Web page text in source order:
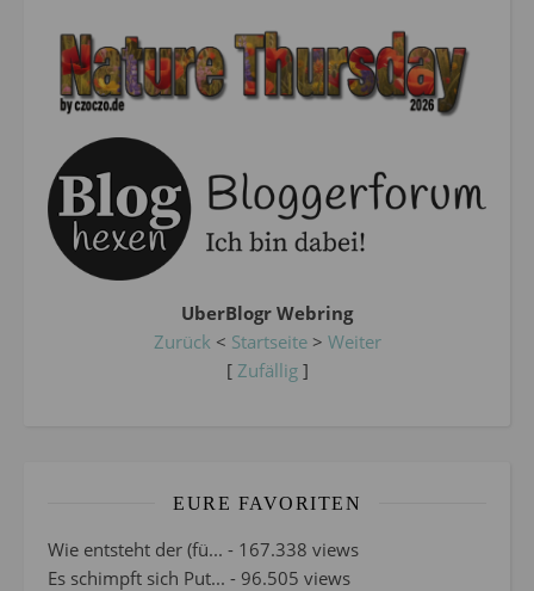
UberBlogr Webring
Zurück < Startseite> Weiter
[ Zufällig]
EURE FAVORITEN
Wie entsteht der (fü... - 167.338 views
Es schimpft sich Put... - 96.505 views